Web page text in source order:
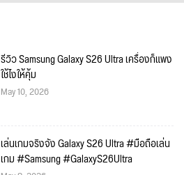
รีวิว Samsung Galaxy S26 Ultra เครื่องก็แพง
ใช้ไงให้คุ้ม
May 10, 2026
เล่นเกมจริงจัง Galaxy S26 Ultra #มือถือเล่น
เกม #Samsung #GalaxyS26Ultra